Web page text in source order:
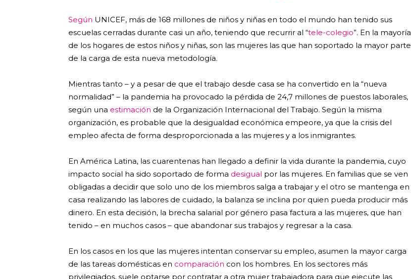
Según UNICEF, más de 168 millones de niños y niñas en todo el mundo han tenido sus
escuelas cerradas durante casi un año, teniendo que recurrir al “tele-colegio”. En la mayoría
de los hogares de estos niños y niñas, son las mujeres las que han soportado la mayor parte
de la carga de esta nueva metodología.
Mientras tanto – y a pesar de que el trabajo desde casa se ha convertido en la “nueva
normalidad” – la pandemia ha provocado la pérdida de 24,7 millones de puestos laborales,
según una estimación de la Organización Internacional del Trabajo. Según la misma
organización, es probable que la desigualdad económica empeore, ya que la crisis del
empleo afecta de forma desproporcionada a las mujeres y a los inmigrantes.
En América Latina, las cuarentenas han llegado a definir la vida durante la pandemia, cuyo
impacto social ha sido soportado de forma desigual por las mujeres. En familias que se ven
obligadas a decidir que solo uno de los miembros salga a trabajar y el otro se mantenga en
casa realizando las labores de cuidado, la balanza se inclina por quien pueda producir más
dinero. En esta decisión, la brecha salarial por género pasa factura a las mujeres, que han
tenido – en muchos casos – que abandonar sus trabajos y regresar a la casa.
En los casos en los que las mujeres intentan conservar su empleo, asumen la mayor carga
de las tareas domésticas en comparación con los hombres. En los sectores más
privilegiados, suele optarse por contratar a otra mujer trabajadora para que ejecute las